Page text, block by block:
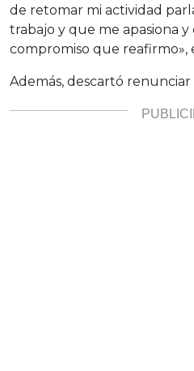
de retomar mi actividad
trabajo y que me apasiona
compromiso que reafirmo»,
Además, descartó renunciar